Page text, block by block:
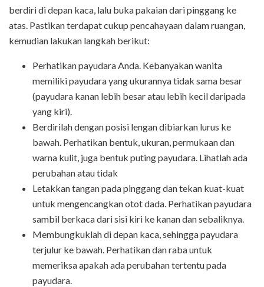
berdiri di depan kaca, lalu buka pakaian dari pinggang ke
atas. Pastikan terdapat cukup pencahayaan dalam ruangan,
kemudian lakukan langkah berikut:
Perhatikan payudara Anda. Kebanyakan wanita
memiliki payudara yang ukurannya tidak sama besar
(payudara kanan lebih besar atau lebih kecil daripada
yang kiri).
Berdirilah dengan posisi lengan dibiarkan lurus ke
bawah. Perhatikan bentuk, ukuran, permukaan dan
warna kulit, juga bentuk puting payudara. Lihatlah ada
perubahan atau tidak
Letakkan tangan pada pinggang dan tekan kuat-kuat
untuk mengencangkan otot dada. Perhatikan payudara
sambil berkaca dari sisi kiri ke kanan dan sebaliknya.
Membungkuklah di depan kaca, sehingga payudara
terjulur ke bawah. Perhatikan dan raba untuk
memeriksa apakah ada perubahan tertentu pada
payudara.